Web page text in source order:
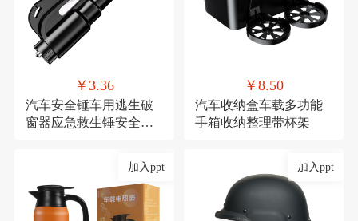
￥3.36
汽车安全锤车用逃生破
窗器应急救生锤安全带
￥8.50
汽车收纳盒车载多功能
手箱收纳整理带杯架
加入ppt 加入ppt